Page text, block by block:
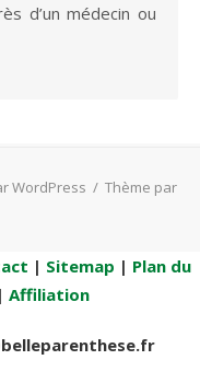
d’un médecin ou
WordPress / Thème par
| Sitemap | Plan du
Affiliation